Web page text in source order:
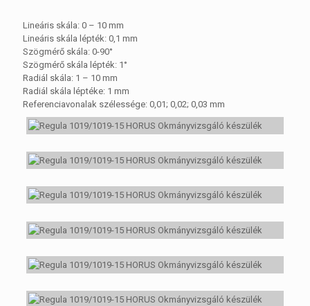
Lineáris skála: 0 – 10 mm
Lineáris skála lépték: 0,1 mm
Szögmérő skála: 0-90°
Szögmérő skála lépték: 1°
Radiál skála: 1 – 10 mm
Radiál skála léptéke: 1 mm
Referenciavonalak szélessége: 0,01; 0,02; 0,03 mm